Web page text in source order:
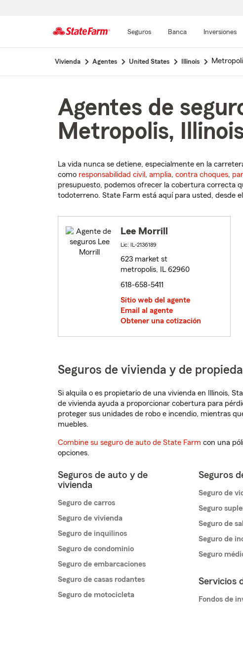
Seguros Banca Inversiones
Vivienda Agentes United States Illinois
Agentes de
Metropolis,
La vida nunca se detiene, especialmente en la
como responsabilidad civil , amplia, contra choques,
presupuesto, podemos ofrecer la cobertura correcta
todoterreno. State Farm está aquí para usted, desde
Lee Morrill
Lic: IL-2136189
623 market st
metropolis, IL 62960
618-658-5411
Sitio web del agente
Email al agente
Obtener una cotización
Seguros de vivienda y de
Si alquila o es propietario de una vivienda en Illinois,
de vivienda ayuda a proporcionar cobertura para
proteger sus unidades de robo e incendio, mientras
muebles.
Combine su seguro de auto de State Farm con una
opciones.
Seguros de auto y de
vivienda
Seguro de carros
Seguro de vivienda
Seguro de inquilinos
Seguro de condominio
Seguro de embarcaciones
Seguro de casas rodantes
Seguro de motocicleta
Seguros
Seguro de
Seguro
Seguro de
Seguro de
Seguro
Servicios
Fondos de